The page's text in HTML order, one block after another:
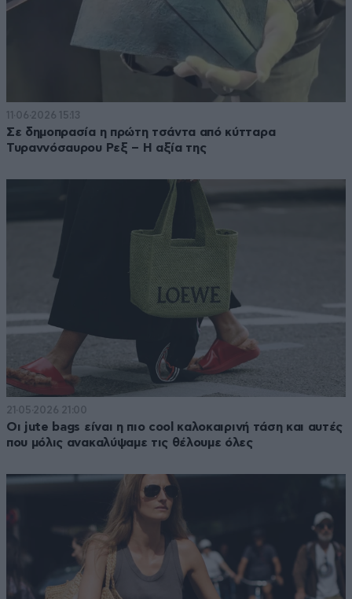
11·06·2026 15:13
Σε δημοπρασία η πρώτη τσάντα από κύτταρα
Τυραννόσαυρου Ρεξ – Η αξία της
21·05·2026 21:00
Οι jute bags είναι η πιο cool καλοκαιρινή τάση και αυτές
που μόλις ανακαλύψαμε τις θέλουμε όλες